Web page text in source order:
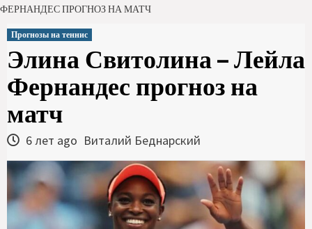
ФЕРНАНДЕС ПРОГНОЗ НА МАТЧ
Прогнозы на теннис
Элина Свитолина – Лейла
Фернандес прогноз на
матч
6 лет ago Виталий Беднарский